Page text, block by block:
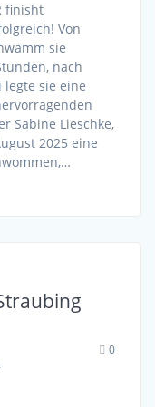
finisht
Von
sie
nach
legte sie eine
Sabine Lieschke,
2025 eine
0